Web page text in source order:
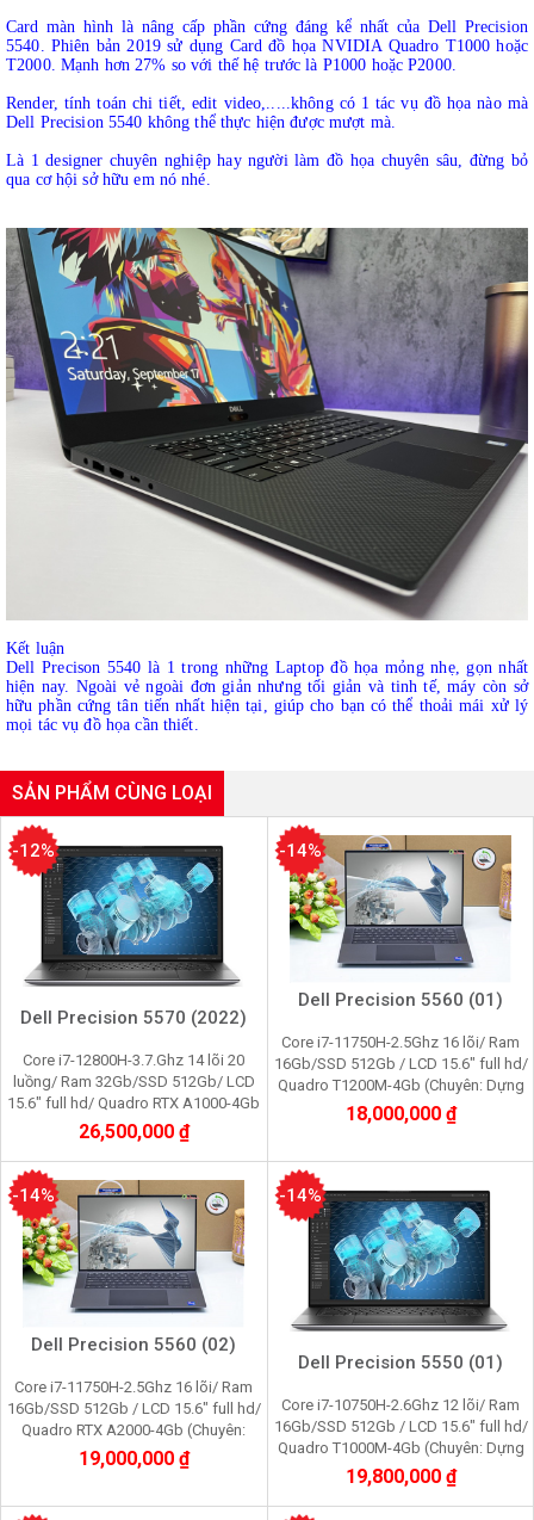
Card màn hình là nâng cấp phần cứng đáng kể nhất của Dell Precision
5540. Phiên bản 2019 sử dụng Card đồ họa NVIDIA Quadro T1000 hoặc
T2000. Mạnh hơn 27% so với thế hệ trước là P1000 hoặc P2000.
Render, tính toán chi tiết, edit video,.....không có 1 tác vụ đồ họa nào mà
Dell Precision 5540 không thể thực hiện được mượt mà.
Là 1 designer chuyên nghiệp hay người làm đồ họa chuyên sâu, đừng bỏ
qua cơ hội sở hữu em nó nhé.
Kết luận
Dell Precison 5540 là 1 trong những Laptop đồ họa mỏng nhẹ, gọn nhất
hiện nay. Ngoài vẻ ngoài đơn giản nhưng tối giản và tinh tế, máy còn sở
hữu phần cứng tân tiến nhất hiện tại, giúp cho bạn có thể thoải mái xử lý
mọi tác vụ đồ họa cần thiết.
SẢN PHẨM CÙNG LOẠI
Dell Precision 5570 (2022)
Core i7-12800H-3.7.Ghz 14 lõi 20
luồng/ Ram 32Gb/SSD 512Gb/ LCD
15.6" full hd/ Quadro RTX A1000-4Gb
(Chuyên: Dựng hình 3Dsmax,
Photoshop, Lumion, Vide
26,500,000 ₫
-12%
Dell Precision 5560 (01)
Core i7-11750H-2.5Ghz 16 lõi/ Ram
16Gb/SSD 512Gb / LCD 15.6" full hd/
Quadro T1200M-4Gb (Chuyên: Dựng
hình 3Dsmax, Photoshop, Lumion,
Video)
18,000,000 ₫
-14%
Dell Precision 5560 (02)
Core i7-11750H-2.5Ghz 16 lõi/ Ram
16Gb/SSD 512Gb / LCD 15.6" full hd/
Quadro RTX A2000-4Gb (Chuyên:
Dựng hình 3Dsmax, Photoshop,
Lumion, Video)
19,000,000 ₫
-14%
Dell Precision 5550 (01)
Core i7-10750H-2.6Ghz 12 lõi/ Ram
16Gb/SSD 512Gb / LCD 15.6" full hd/
Quadro T1000M-4Gb (Chuyên: Dựng
hình 3Dsmax, Photoshop, Lumion,
Video)
19,800,000 ₫
-14%